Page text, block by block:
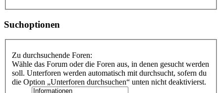
Suchoptionen
Zu durchsuchende Foren:
Wähle das Forum oder die Foren aus, in denen gesucht werden
soll. Unterforen werden automatisch mit durchsucht, sofern du
die Option „Unterforen durchsuchen“ unten nicht deaktivierst.